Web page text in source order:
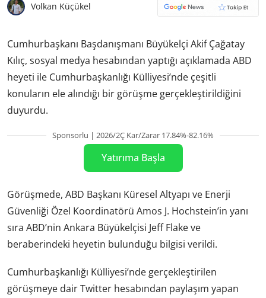
Volkan Küçükel
Cumhurbaşkanı Başdanışmanı Büyükelçi Akif Çağatay
Kılıç, sosyal medya hesabından yaptığı açıklamada ABD
heyeti ile Cumhurbaşkanlığı Külliyesi’nde çeşitli
konuların ele alındığı bir görüşme gerçekleştirildiğini
duyurdu.
Sponsorlu | 2026/2Ç Kar/Zarar 17.84%-82.16%
Yatırıma Başla
Görüşmede, ABD Başkanı Küresel Altyapı ve Enerji
Güvenliği Özel Koordinatörü Amos J. Hochstein’in yanı
sıra ABD’nin Ankara Büyükelçisi Jeff Flake ve
beraberindeki heyetin bulunduğu bilgisi verildi.
Cumhurbaşkanlığı Külliyesi’nde gerçekleştirilen
görüşmeye dair Twitter hesabından paylaşım yapan